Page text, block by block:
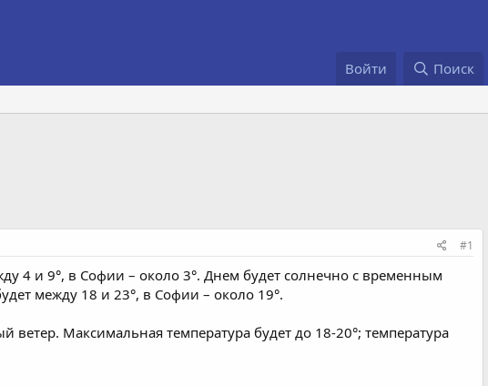
Войти Поиск
#1
4 и 9°, в Софии – около 3°. Днем будет солнечно с временным
между 18 и 23°, в Софии – около 19°.
Максимальная температура будет до 18-20°; температура